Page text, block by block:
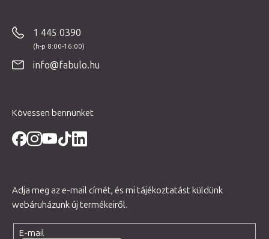
1 445 0390
info@fabulo.hu
Kövessen bennünket
Adja meg az e-mail címét, és mi tájékoztatást küldünk
webáruházunk új termékeiről.
E-mail